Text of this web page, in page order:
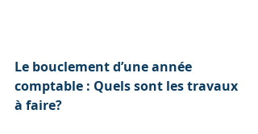
Le bouclement d’une année
comptable : Quels sont les travaux
à faire?